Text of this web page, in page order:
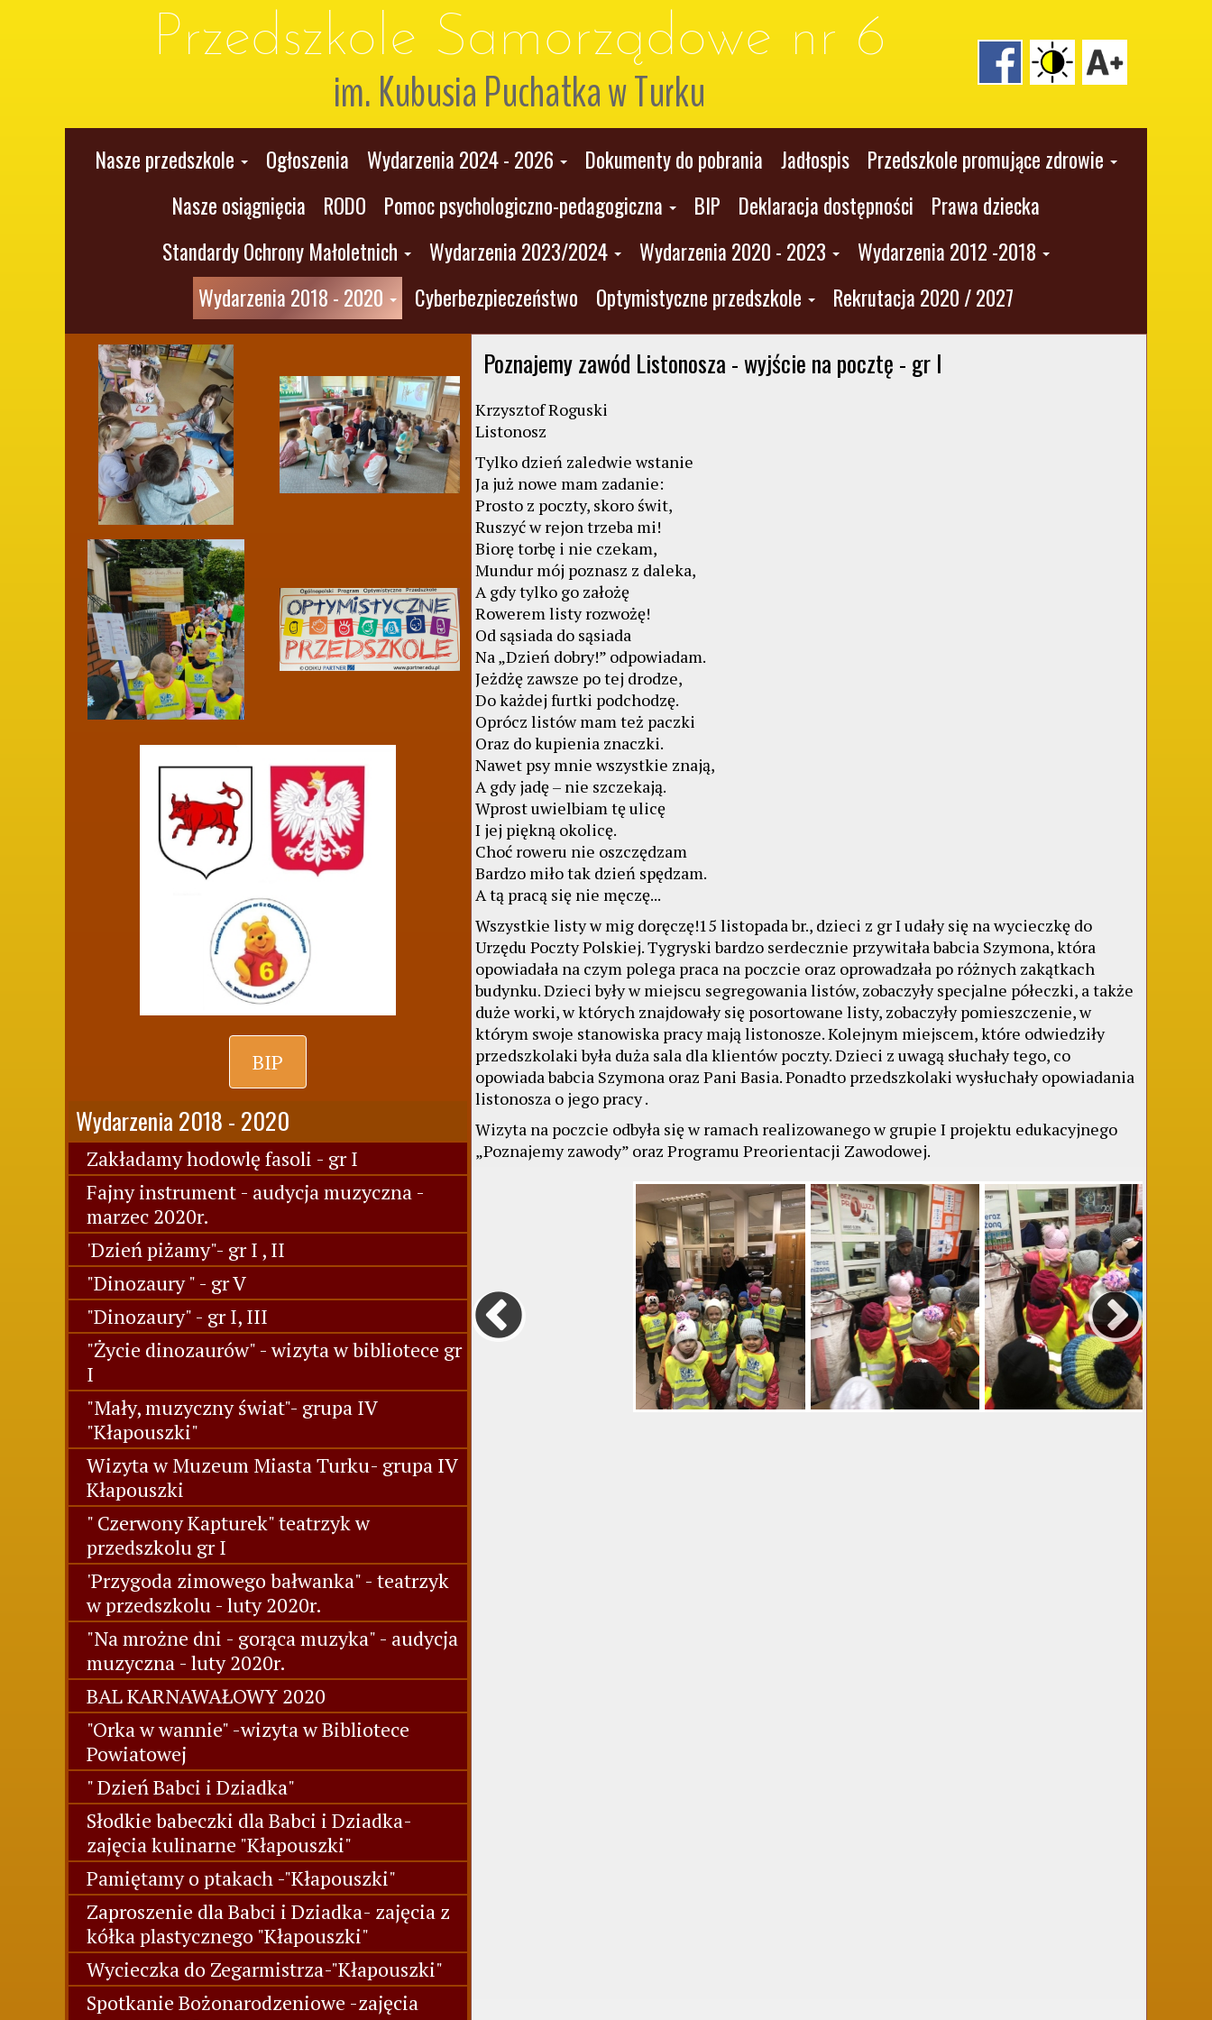
Przedszkole Samorządowe nr 6
im. Kubusia Puchatka w Turku
Nasze przedszkole Ogłoszenia Wydarzenia 2024 - 2026 Dokumenty do pobrania Jadłospis
Przedszkole promujące zdrowie
Nasze osiągnięcia
RODO Pomoc psychologiczno-pedagogiczna BIP Deklaracja dostępności
Prawa dziecka
Standardy Ochrony Małoletnich
Wydarzenia 2023/2024 Wydarzenia 2020 - 2023
Wydarzenia 2012 -2018
Wydarzenia 2018 - 2020
Cyberbezpieczeństwo Optymistyczne przedszkole Rekrutacja 2020 / 2027
Poznajemy zawód Listonosza - wyjście na pocztę - gr I
Krzysztof Roguski
Listonosz
Tylko dzień zaledwie wstanie
Ja już nowe mam zadanie:
Prosto z poczty, skoro świt,
Ruszyć w rejon trzeba mi!
Biorę torbę i nie czekam,
Mundur mój poznasz z daleka,
A gdy tylko go założę
Rowerem listy rozwożę!
Od sąsiada do sąsiada
Na „Dzień dobry!” odpowiadam.
Jeżdżę zawsze po tej drodze,
Do każdej furtki podchodzę.
Oprócz listów mam też paczki
Oraz do kupienia znaczki.
Nawet psy mnie wszystkie znają,
A gdy jadę – nie szczekają.
Wprost uwielbiam tę ulicę
I jej piękną okolicę.
Choć roweru nie oszczędzam
Bardzo miło tak dzień spędzam.
A tą pracą się nie męczę...
Wszystkie listy w mig doręczę!15 listopada br., dzieci z gr I udały się na wycieczkę do
Urzędu Poczty Polskiej. Tygryski bardzo serdecznie przywitała babcia Szymona, która
opowiadała na czym polega praca na poczcie oraz oprowadzała po różnych zakątkach
budynku. Dzieci były w miejscu segregowania listów, zobaczyły specjalne półeczki, a także
duże worki, w których znajdowały się posortowane listy, zobaczyły pomieszczenie, w
którym swoje stanowiska pracy mają listonosze. Kolejnym miejscem, które odwiedziły
przedszkolaki była duża sala dla klientów poczty. Dzieci z uwagą słuchały tego, co
opowiada babcia Szymona oraz Pani Basia. Ponadto przedszkolaki wysłuchały opowiadania
listonosza o jego pracy .
Wizyta na poczcie odbyła się w ramach realizowanego w grupie I projektu edukacyjnego
„Poznajemy zawody” oraz Programu Preorientacji Zawodowej.
BIP
Wydarzenia 2018 - 2020
Zakładamy hodowlę fasoli - gr I
Fajny instrument - audycja muzyczna -
marzec 2020r.
'Dzień piżamy"- gr I , II
"Dinozaury " - gr V
"Dinozaury" - gr I, III
"Życie dinozaurów" - wizyta w bibliotece gr
I
"Mały, muzyczny świat"- grupa IV
"Kłapouszki"
Wizyta w Muzeum Miasta Turku- grupa IV
Kłapouszki
" Czerwony Kapturek" teatrzyk w
przedszkolu gr I
'Przygoda zimowego bałwanka" - teatrzyk
w przedszkolu - luty 2020r.
"Na mrożne dni - gorąca muzyka" - audycja
muzyczna - luty 2020r.
BAL KARNAWAŁOWY 2020
"Orka w wannie" -wizyta w Bibliotece
Powiatowej
" Dzień Babci i Dziadka"
Słodkie babeczki dla Babci i Dziadka-
zajęcia kulinarne "Kłapouszki"
Pamiętamy o ptakach -"Kłapouszki"
Zaproszenie dla Babci i Dziadka- zajęcia z
kółka plastycznego "Kłapouszki"
Wycieczka do Zegarmistrza-"Kłapouszki"
Spotkanie Bożonarodzeniowe -zajęcia